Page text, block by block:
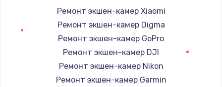
Ремонт экшен-камер Xiaomi
Ремонт экшен-камер Digma
Ремонт экшен-камер GoPro
Ремонт экшен-камер DJI
Ремонт экшен-камер Nikon
Ремонт экшен-камер Garmin